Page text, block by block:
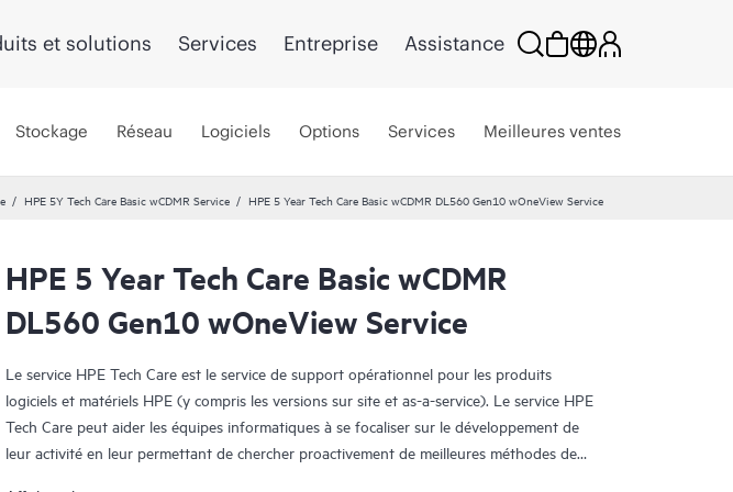
et solutions Services Entreprise Assistance
Stockage Réseau Logiciels Options Services Meilleures ventes
HPE 5Y Tech Care Basic wCDMR Service HPE 5 Year Tech Care Basic wCDMR DL560 Gen10 wOneView Service
HPE 5 Year Tech Care Basic wCDMR
DL560 Gen10 wOneView Service
Le service HPE Tech Care est le service de support opérationnel pour les produits
logiciels et matériels HPE (y compris les versions sur site et as-a-service). Le service HPE
Tech Care peut aider les équipes informatiques à se focaliser sur le développement de
leur activité en leur permettant de chercher proactivement de meilleures méthodes de